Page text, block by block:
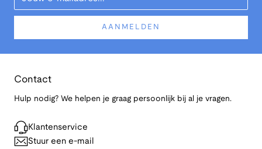
AANMELDEN
Contact
Hulp nodig? We helpen je graag persoonlijk bij al je vragen.
Klantenservice
Stuur een e-mail